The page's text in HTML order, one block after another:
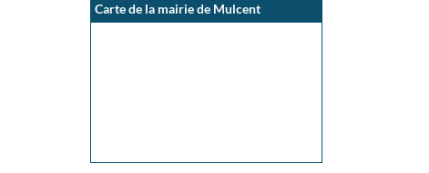
Carte de la mairie de Mulcent